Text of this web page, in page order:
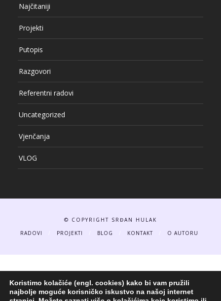
Najčitaniji
Projekti
Putopis
Razgovori
Referentni radovi
Uncategorized
Vjenčanja
VLOG
© COPYRIGHT SRĐAN HULAK
RADOVI
PROJEKTI BLOG KONTAKT O AUTORU
Koristimo kolačiće (engl. cookies) kako bi vam pružili
najbolje moguće korisničko iskustvo na našoj internet